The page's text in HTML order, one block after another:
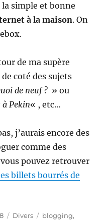
simple et bonne
à la maison. On
de ma supère
coté des sujets
de neuf ? » ou
à Pekin« , etc…
j’aurais encore des
comme des
pouvez retrouver
billets bourrés de
Catégories
Divers Étiquettes
blogging,